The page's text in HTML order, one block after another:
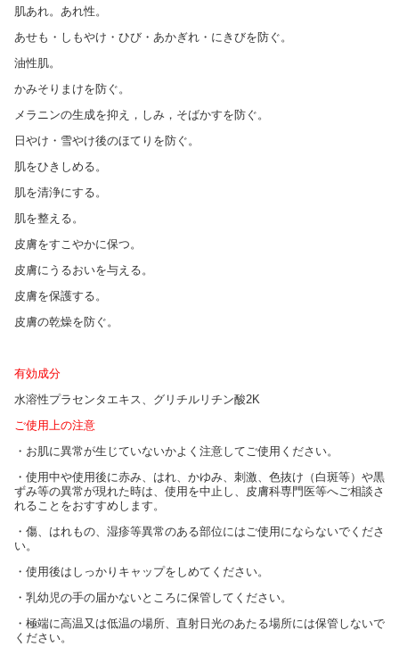
肌あれ。あれ性。
あせも・しもやけ・ひび・あかぎれ・にきびを防ぐ。
油性肌。
かみそりまけを防ぐ。
メラニンの生成を抑え，しみ，そばかすを防ぐ。
日やけ・雪やけ後のほてりを防ぐ。
肌をひきしめる。
肌を清浄にする。
肌を整える。
皮膚をすこやかに保つ。
皮膚にうるおいを与える。
皮膚を保護する。
皮膚の乾燥を防ぐ。
有効成分
水溶性プラセンタエキス、グリチルリチン酸2K
ご使用上の注意
・お肌に異常が生じていないかよく注意してご使用ください。
・使用中や使用後に赤み、はれ、かゆみ、刺激、色抜け（白斑等）や黒
ずみ等の異常が現れた時は、使用を中止し、皮膚科専門医等へご相談さ
れることをおすすめします。
・傷、はれもの、湿疹等異常のある部位にはご使用にならないでくださ
い。
・使用後はしっかりキャップをしめてください。
・乳幼児の手の届かないところに保管してください。
・極端に高温又は低温の場所、直射日光のあたる場所には保管しないで
ください。